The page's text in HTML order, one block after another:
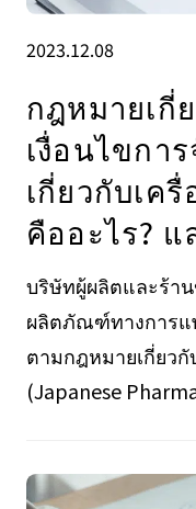
2023.12.08
กฎหมายเกี่
เงื่อนไขกา
เกี่ยวกับเค
คืออะไร? แ
บริษัทผู้ผลิตและร้า
ผลิตภัณฑ์ทางการแ
ตามกฎหมายเกี่ยว
(Japanese